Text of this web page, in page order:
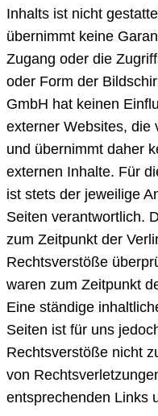
Inhalts ist nicht
übernimmt keine
Zugang oder die
oder Form der
GmbH hat keinen
externer Websites, die
und übernimmt daher
externen Inhalte. Für
ist stets der jeweilige
Seiten verantwortlich.
zum Zeitpunkt der
Rechtsverstöße
waren zum Zeitpunkt
Eine ständige
Seiten ist für uns
Rechtsverstöße nicht
von
entsprechenden Links